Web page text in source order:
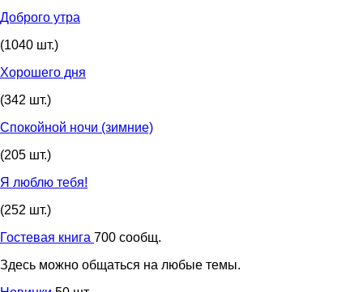
Доброго утра
(1040 шт.)
Хорошего дня
(342 шт.)
Спокойной ночи (зимние)
(205 шт.)
Я люблю тебя!
(252 шт.)
Гостевая книга 700 сообщ.
Здесь можно общаться на любые темы.